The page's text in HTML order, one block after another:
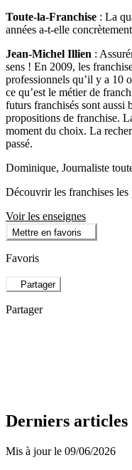
Toute-la-Franchise : La
années a-t-elle
Jean-Michel Illien :
sens ! En 2009, les
professionnels qu’il y a 10
ce qu’est le métier de
futurs franchisés sont aussi
propositions de franchise.
moment du choix. La
passé.
Dominique, Journaliste
Découvrir les franchises les
Voir les enseignes
Mettre en favoris
Favoris
Partager
Partager
Derniers articles
Mis à jour le 09/06/2026